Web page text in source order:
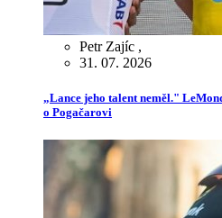
Petr Zajíc ,
31. 07. 2026
„Lance jeho talent neměl."
o Pogačarovi